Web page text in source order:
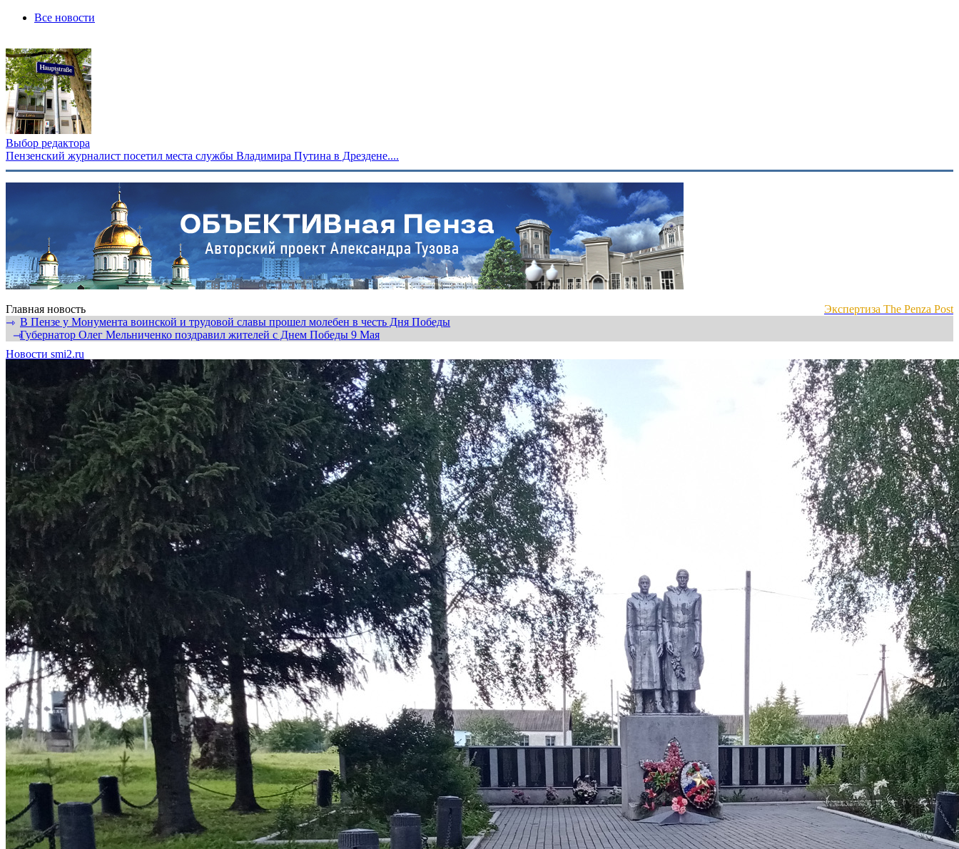
Все новости
Выбор редактора
Пензенский журналист посетил места службы Владимира Путина в Дрездене....
Главная новость
Экспертиза The Penza Post
⇾ В Пензе у Монумента воинской и трудовой славы прошел молебен в честь Дня Победы
⇾Губернатор Олег Мельниченко поздравил жителей с Днем Победы 9 Мая
Новости smi2.ru